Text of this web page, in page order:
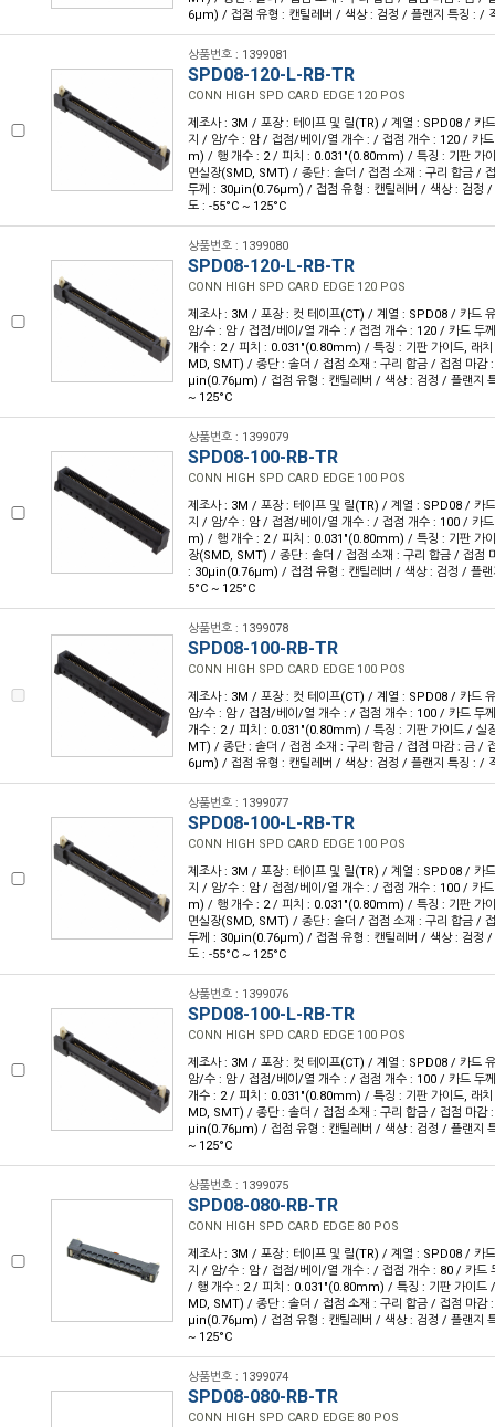
6µm) / 접점 유형 : 캔틸레버 / 색상 : 검정 / 플랜지 특징 : /
상품번호 : 1399081
SPD08-120-L-RB-TR
CONN HIGH SPD CARD EDGE 120 POS
제조사 : 3M / 포장 : 테이프 및 릴(TR) / 계열 : SPD08 / 카
지 / 암/수 : 암 / 접점/베이/열 개수 : / 접점 개수 : 120 / 카
m) / 행 개수 : 2 / 피치 : 0.031"(0.80mm) / 특징 : 기판 가
면실장(SMD, SMT) / 종단 : 솔더 / 접점 소재 : 구리 합금 /
두께 : 30µin(0.76µm) / 접점 유형 : 캔틸레버 / 색상 : 검정 /
도 : -55°C ~ 125°C
상품번호 : 1399080
SPD08-120-L-RB-TR
CONN HIGH SPD CARD EDGE 120 POS
제조사 : 3M / 포장 : 컷 테이프(CT) / 계열 : SPD08 / 카드
암/수 : 암 / 접점/베이/열 개수 : / 접점 개수 : 120 / 카드
개수 : 2 / 피치 : 0.031"(0.80mm) / 특징 : 기판 가이드, 래
MD, SMT) / 종단 : 솔더 / 접점 소재 : 구리 합금 / 접점 마감
µin(0.76µm) / 접점 유형 : 캔틸레버 / 색상 : 검정 / 플랜지
~ 125°C
상품번호 : 1399079
SPD08-100-RB-TR
CONN HIGH SPD CARD EDGE 100 POS
제조사 : 3M / 포장 : 테이프 및 릴(TR) / 계열 : SPD08 / 카
지 / 암/수 : 암 / 접점/베이/열 개수 : / 접점 개수 : 100 / 카
m) / 행 개수 : 2 / 피치 : 0.031"(0.80mm) / 특징 : 기판 가
장(SMD, SMT) / 종단 : 솔더 / 접점 소재 : 구리 합금 / 접점
: 30µin(0.76µm) / 접점 유형 : 캔틸레버 / 색상 : 검정 / 플랜
5°C ~ 125°C
상품번호 : 1399078
SPD08-100-RB-TR
CONN HIGH SPD CARD EDGE 100 POS
제조사 : 3M / 포장 : 컷 테이프(CT) / 계열 : SPD08 / 카드
암/수 : 암 / 접점/베이/열 개수 : / 접점 개수 : 100 / 카드
개수 : 2 / 피치 : 0.031"(0.80mm) / 특징 : 기판 가이드 / 실
MT) / 종단 : 솔더 / 접점 소재 : 구리 합금 / 접점 마감 : 금 /
6µm) / 접점 유형 : 캔틸레버 / 색상 : 검정 / 플랜지 특징 : /
상품번호 : 1399077
SPD08-100-L-RB-TR
CONN HIGH SPD CARD EDGE 100 POS
제조사 : 3M / 포장 : 테이프 및 릴(TR) / 계열 : SPD08 / 카
지 / 암/수 : 암 / 접점/베이/열 개수 : / 접점 개수 : 100 / 카
m) / 행 개수 : 2 / 피치 : 0.031"(0.80mm) / 특징 : 기판 가
면실장(SMD, SMT) / 종단 : 솔더 / 접점 소재 : 구리 합금 /
두께 : 30µin(0.76µm) / 접점 유형 : 캔틸레버 / 색상 : 검정 /
도 : -55°C ~ 125°C
상품번호 : 1399076
SPD08-100-L-RB-TR
CONN HIGH SPD CARD EDGE 100 POS
제조사 : 3M / 포장 : 컷 테이프(CT) / 계열 : SPD08 / 카드
암/수 : 암 / 접점/베이/열 개수 : / 접점 개수 : 100 / 카드
개수 : 2 / 피치 : 0.031"(0.80mm) / 특징 : 기판 가이드, 래
MD, SMT) / 종단 : 솔더 / 접점 소재 : 구리 합금 / 접점 마감
µin(0.76µm) / 접점 유형 : 캔틸레버 / 색상 : 검정 / 플랜지
~ 125°C
상품번호 : 1399075
SPD08-080-RB-TR
CONN HIGH SPD CARD EDGE 80 POS
제조사 : 3M / 포장 : 테이프 및 릴(TR) / 계열 : SPD08 / 카
지 / 암/수 : 암 / 접점/베이/열 개수 : / 접점 개수 : 80 / 카드
/ 행 개수 : 2 / 피치 : 0.031"(0.80mm) / 특징 : 기판 가이드
MD, SMT) / 종단 : 솔더 / 접점 소재 : 구리 합금 / 접점 마감
µin(0.76µm) / 접점 유형 : 캔틸레버 / 색상 : 검정 / 플랜지
~ 125°C
상품번호 : 1399074
SPD08-080-RB-TR
CONN HIGH SPD CARD EDGE 80 POS